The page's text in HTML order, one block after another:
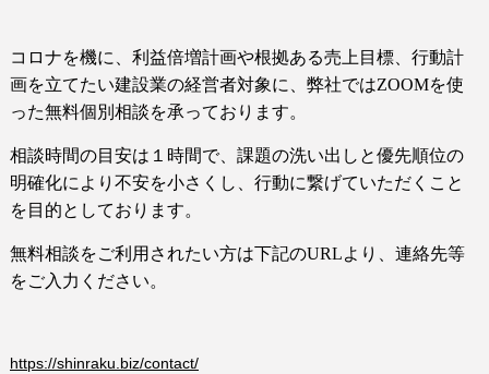
コロナを機に、利益倍増計画や根拠ある売上目標、行動計
画を立てたい建設業の経営者対象に、弊社ではZOOMを使
った無料個別相談を承っております。
相談時間の目安は１時間で、課題の洗い出しと優先順位の
明確化により不安を小さくし、行動に繋げていただくこと
を目的としております。
無料相談をご利用されたい方は下記のURLより、連絡先等
をご入力ください。
https://shinraku.biz/contact/